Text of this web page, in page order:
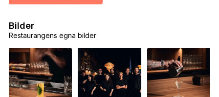
Restaurangens egna bilder
Bilder